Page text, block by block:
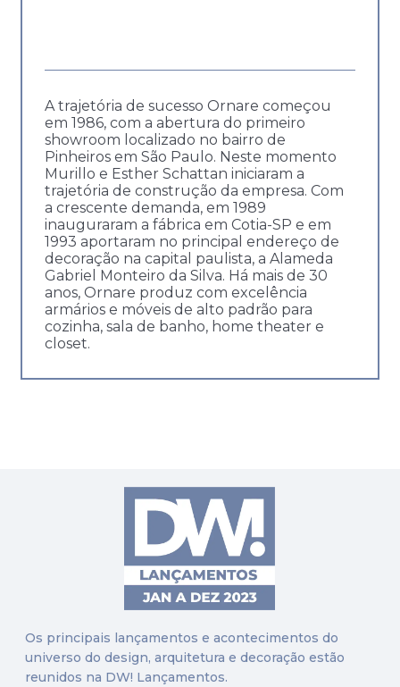
A trajetória de sucesso Ornare começou
em 1986, com a abertura do primeiro
showroom localizado no bairro de
Pinheiros em São Paulo. Neste momento
Murillo e Esther Schattan iniciaram a
trajetória de construção da empresa. Com
a crescente demanda, em 1989
inauguraram a fábrica em Cotia-SP e em
1993 aportaram no principal endereço de
decoração na capital paulista, a Alameda
Gabriel Monteiro da Silva. Há mais de 30
anos, Ornare produz com excelência
armários e móveis de alto padrão para
cozinha, sala de banho, home theater e
closet.
Os principais lançamentos e acontecimentos do
universo do design, arquitetura e decoração estão
reunidos na DW! Lançamentos.